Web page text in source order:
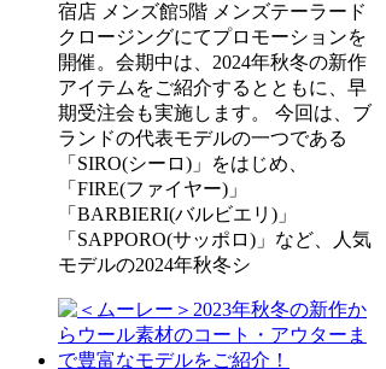
宿店 メンズ館5階 メンズテーラード
クロージングにてプロモーションを
開催。会期中は、2024年秋冬の新作
アイテムをご紹介するとともに、早
期受注会も実施します。 今回は、ブ
ランドの代表モデルの一つである
「SIRO(シーロ)」をはじめ、
「FIRE(ファイヤー)」
「BARBIERI(バルビエリ)」
「SAPPORO(サッポロ)」など、人気
モデルの2024年秋冬シ